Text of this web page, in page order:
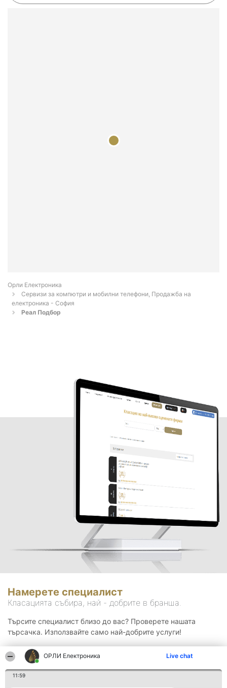
ОРЛИ Електроника Live chat
11:59
Орли Електроника
Сервизи за компютри и мобилни телефони, Продажба на
електроника - София
Реал Подбор
Намерете специалист
Класацията събира, най - добрите в бранша.
Търсите специалист близо до вас? Проверете нашата
търсачка. Използвайте само най-добрите услуги!